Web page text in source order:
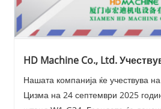
HD Machine Co., Ltd.
2025 година
Нашата компанија ќе учествува
Цизма на 24 септември 2025